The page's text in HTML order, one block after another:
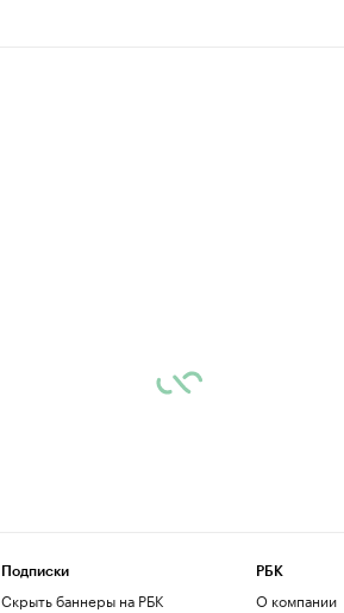
Подписки
Скрыть баннеры на РБК
РБК
О компании